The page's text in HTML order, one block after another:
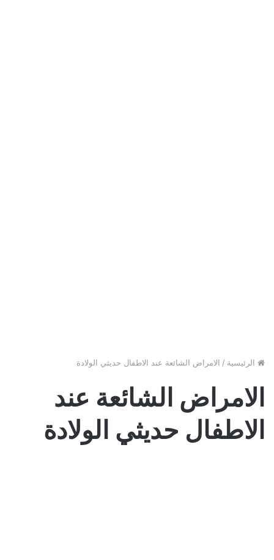
الرئيسية / الامراض الشائعة عند الاطفال حديثي الولادة
الامراض الشائعة عند
الاطفال حديثي الولادة